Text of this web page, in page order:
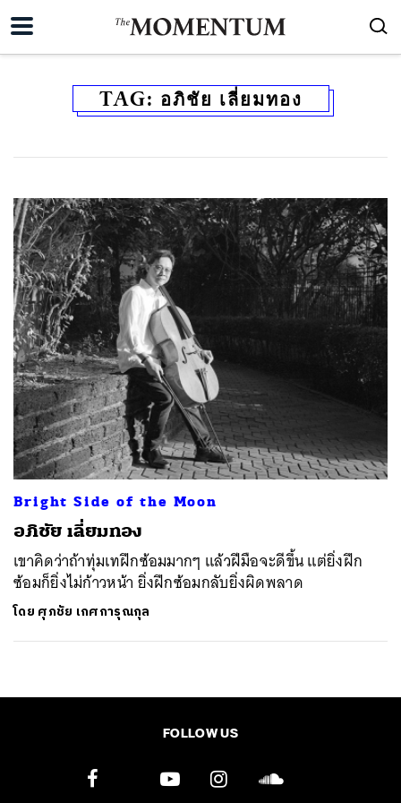
TAG: อภิชัย เลี่ยมทอง
Bright Side of the Moon
อภิชัย เลี่ยมทอง
เขาคิดว่าถ้าทุ่มเทฝึกซ้อมมากๆ แล้วฝีมือจะดีขึ้น แต่ยิ่งฝึก
ซ้อมก็ยิ่งไม่ก้าวหน้า ยิ่งฝึกซ้อมกลับยิ่งผิดพลาด
โดย ศุภชัย เกศการุณกุล
FOLLOW US
ค้นหา
SHARE TWEET LINE EMAIL